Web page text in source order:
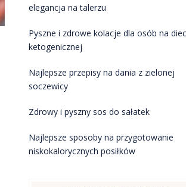
elegancja na talerzu
Pyszne i zdrowe kolacje dla osób na
ketogenicznej
Najlepsze przepisy na dania z zielonej
soczewicy
Zdrowy i pyszny sos do sałatek
Najlepsze sposoby na przygotowanie
niskokalorycznych posiłków